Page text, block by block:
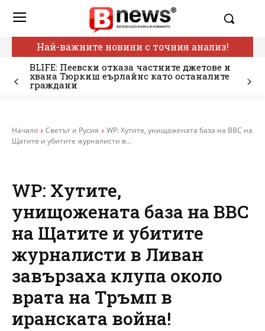
Най-важните новини с точния анализ!
BLIFE: Пеевски отказа частните джетове и
хвана Тюркиш еърлайнс като останалите
граждани
Начало Светът и Русия
WP: Хутите, унищожената база на ВВС на
Щатите и убитите журналисти в...
WP: Хутите,
унищожената база на ВВС
на Щатите и убитите
журналисти в Ливан
завързаха клупа около
врата на Тръмп в
иранската война!